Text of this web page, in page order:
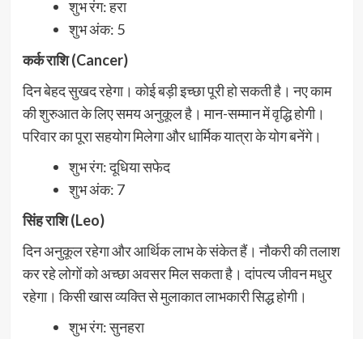
शुभ रंग: हरा
शुभ अंक: 5
कर्क राशि (Cancer)
दिन बेहद सुखद रहेगा। कोई बड़ी इच्छा पूरी हो सकती है। नए काम
की शुरुआत के लिए समय अनुकूल है। मान-सम्मान में वृद्धि होगी।
परिवार का पूरा सहयोग मिलेगा और धार्मिक यात्रा के योग बनेंगे।
शुभ रंग: दूधिया सफेद
शुभ अंक: 7
सिंह राशि (Leo)
दिन अनुकूल रहेगा और आर्थिक लाभ के संकेत हैं। नौकरी की तलाश
कर रहे लोगों को अच्छा अवसर मिल सकता है। दांपत्य जीवन मधुर
रहेगा। किसी खास व्यक्ति से मुलाकात लाभकारी सिद्ध होगी।
शुभ रंग: सुनहरा